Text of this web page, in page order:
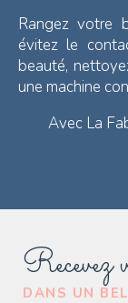
Recevez
DANS UN
Rangez votre
évitez le
beauté,
une machine
Avec La